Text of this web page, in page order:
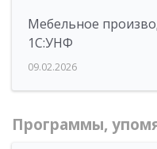
Мебельное
1С:УНФ
09.02.2026
Программы,